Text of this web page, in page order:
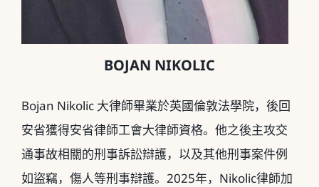
BOJAN NIKOLIC
Bojan Nikolic 大律師畢業於英國倫敦法學院， 後回
安省獲得安省律師工會大律師資格。 他之後主攻交
通事故相關的刑事訴訟辯護， 以及其他刑事案件例
如盜竊，傷人等刑事辯護。 2025年， Nikolic律師加